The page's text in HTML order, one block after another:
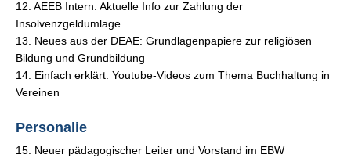
12. AEEB Intern: Aktuelle Info zur Zahlung der
Insolvenzgeldumlage
13. Neues aus der DEAE: Grundlagenpapiere zur religiösen
Bildung und Grundbildung
14. Einfach erklärt: Youtube-Videos zum Thema Buchhaltung in
Vereinen
Personalie
15. Neuer pädagogischer Leiter und Vorstand im EBW